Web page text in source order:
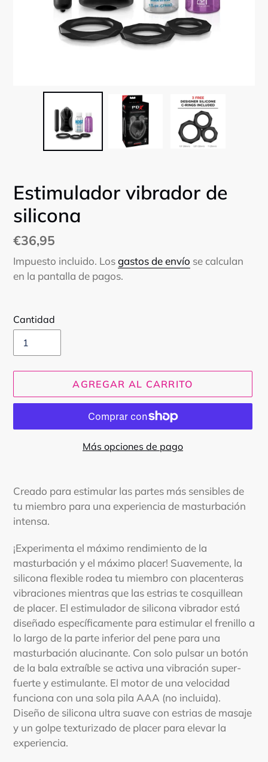
Estimulador vibrador de
silicona
Precio
habitual
€36,95
Impuesto incluido. Losgastos de envío se calculan
en la pantalla de pagos.
Cantidad
AGREGAR AL CARRITO
Más opciones de pago
el
producto
a
carrito
Creado para estimular las partes más sensibles de
tu miembro para una experiencia de masturbación
intensa.
¡Experimenta el máximo rendimiento de la
masturbación y el máximo placer! Suavemente, la
silicona flexible rodea tu miembro con placenteras
vibraciones mientras que las estrias te cosquillean
de placer. El estimulador de silicona vibrador está
diseñado específicamente para estimular el frenillo a
lo largo de la parte inferior del pene para una
masturbación alucinante. Con solo pulsar un botón
de la bala extraíble se activa una vibración super-
fuerte y estimulante. El motor de una velocidad
funciona con una sola pila AAA (no incluida).
Diseño de silicona ultra suave con estrias de masaje
y un golpe texturizado de placer para elevar la
experiencia.